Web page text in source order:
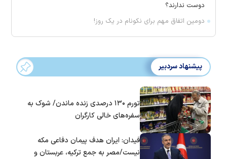
دوست ندارند؟
دومین اتفاق مهم برای نکونام در یک روز!
پیشنهاد سردبیر
تورم ۱۳۰ درصدی زنده ماندن/ شوک به
سفره‌های خالی کارگران
فیدان: ایران هدف پیمان دفاعی مکه
نیست/مصر به جمع ترکیه، عربستان و